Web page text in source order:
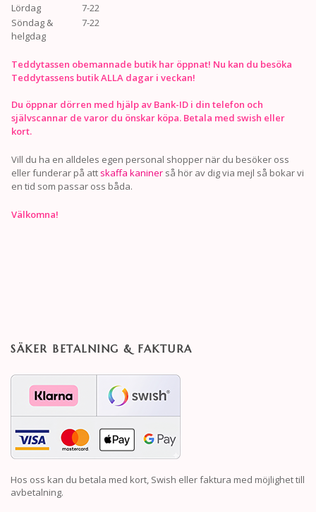
Lördag
7-22
Söndag &
helgdag
7-22
Teddytassen obemannade butik har öppnat! Nu kan du besöka
Teddytassens butik ALLA dagar i veckan!
Du öppnar dörren med hjälp av Bank-ID i din telefon och
självscannar de varor du önskar köpa. Betala med swish eller
kort.
Vill du ha en alldeles egen personal shopper när du besöker oss
eller funderar på att skaffa kaniner så hör av dig via mejl så bokar vi
en tid som passar oss båda.
Välkomna!
SÄKER BETALNING & FAKTURA
Hos oss kan du betala med kort, Swish eller faktura med möjlighet till
avbetalning.